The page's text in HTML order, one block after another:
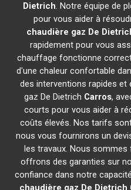
Dietrich. Notre équipe de
pour vous aider à
chaudière gaz De
rapidement pour vous
chauffage fonctionne
d'une chaleur confortable
des interventions rapides et
gaz De Dietrich Carros,
courts pour vous aider à
coûts élevés. Nos tarifs
nous vous fournirons un
les travaux. Nous
offrons des garanties sur
confiance dans notre
chaudière gaz De Dietrich